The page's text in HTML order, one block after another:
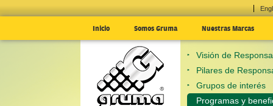
Inicio Somos Gruma Nuestras Marcas
Visión de
Pilares de
Grupos de interés
Programas y